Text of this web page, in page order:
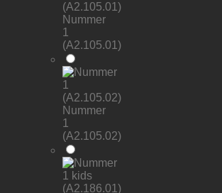
Nummer
1
(A2.105.01)
Nummer
1
(A2.105.02)